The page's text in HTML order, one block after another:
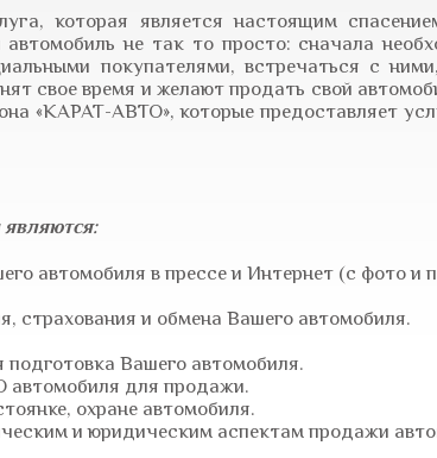
которая является настоящим
не так то просто: сначала
покупателями, встречаться с
свое время и желают продать свой
«КАРАТ-АВТО», которые предоставляет
автомобиля в прессе и Интернет (с фото и
страхования и обмена Вашего автомобиля.
Вашего автомобиля.
для продажи.
охране автомобиля.
и юридическим аспектам продажи